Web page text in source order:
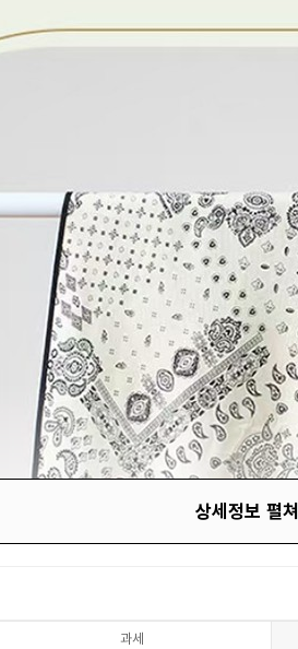
상세정보 펼
과세